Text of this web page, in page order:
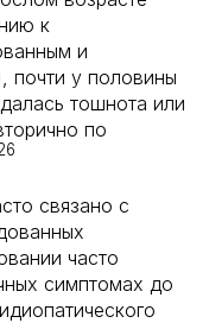
к
и
почти у половины
тошнота или
по
связано с
часто
симптомах до